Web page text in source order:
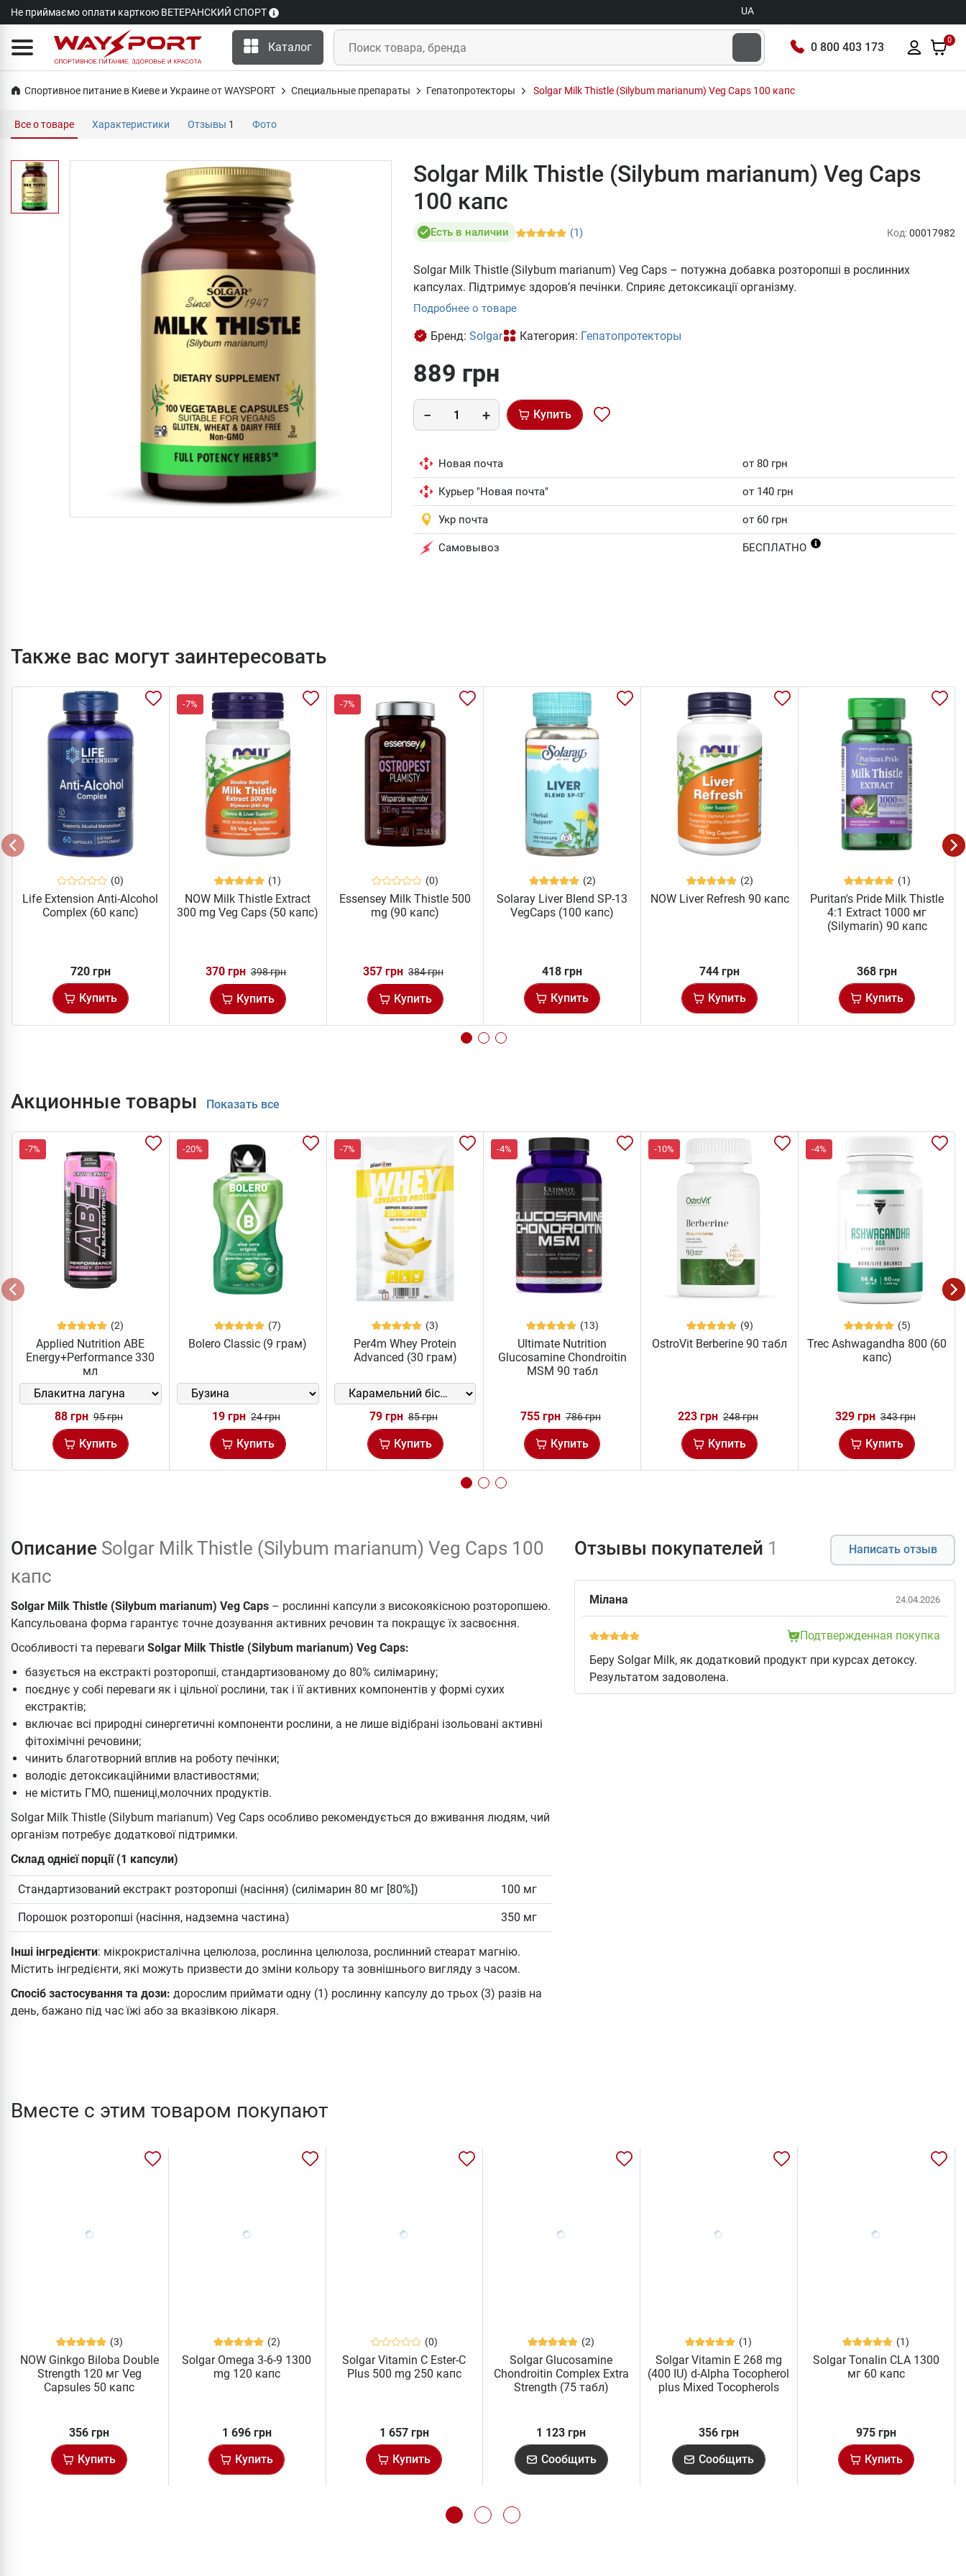
Не приймаємо оплати карткою ВЕТЕРАНСКИЙ СПОРТ UA
Каталог 0 800 403 173
0
Спортивное питание в Киеве и Украине от WAYSPORT Специальные препараты Гепатопротекторы Solgar Milk Thistle (Silybum marianum) Veg Caps 100 капс
Все о товаре Характеристики Отзывы 1 Фото
Solgar Milk Thistle (Silybum marianum) Veg Caps
100 капс
Есть в наличии (1) Код:00017982
Solgar Milk Thistle (Silybum marianum) Veg Caps – потужна добавка розторопші в рослинних
капсулах. Підтримує здоров’я печінки. Сприяє детоксикації організму.
Подробнее о товаре
Бренд: Solgar Категория: Гепатопротекторы
889 грн
Купить
Новая почта от 80 грн
Курьер "Новая почта" от 140 грн
Укр почта от 60 грн
Самовывоз БЕСПЛАТНО
Также вас могут заинтересовать
(0)
Life Extension Anti-Alcohol
Complex (60 капс)
720 грн
Купить
-7%
(1)
NOW Milk Thistle Extract
300 mg Veg Caps (50 капс)
370 грн 398 грн
Купить
-7%
(0)
Essensey Milk Thistle 500
mg (90 капс)
357 грн 384 грн
Купить
(2)
Solaray Liver Blend SP-13
VegCaps (100 капс)
418 грн
Купить
(2)
NOW Liver Refresh 90 капс
744 грн
Купить
(1)
Puritan's Pride Milk Thistle
4:1 Extract 1000 мг
(Silymarin) 90 капс
368 грн
Купить
Акционные товары Показать все
-7%
(2)
Applied Nutrition ABE
Energy+Performance 330
мл
88 грн 95 грн
Купить
-20%
(7)
Bolero Classic (9 грам)
19 грн 24 грн
Купить
-7%
(3)
Per4m Whey Protein
Advanced (30 грам)
79 грн 85 грн
Купить
-4%
(13)
Ultimate Nutrition
Glucosamine Chondroitin
MSM 90 табл
755 грн 786 грн
Купить
-10%
(9)
OstroVit Berberine 90 табл
223 грн 248 грн
Купить
-4%
(5)
Trec Ashwagandha 800 (60
капс)
329 грн 343 грн
Купить
Описание Solgar Milk Thistle (Silybum marianum) Veg Caps 100
капс
Solgar Milk Thistle (Silybum marianum) Veg Caps – рослинні капсули з високоякісною розторопшею.
Капсульована форма гарантує точне дозування активних речовин та покращує їх засвоєння.
Особливості та переваги Solgar Milk Thistle (Silybum marianum) Veg Caps:
базується на екстракті розторопші, стандартизованому до 80% силімарину;
поєднує у собі переваги як і цільної рослини, так і її активних компонентів у формі сухих
екстрактів;
включає всі природні синергетичні компоненти рослини, а не лише відібрані ізольовані активні
фітохімічні речовини;
чинить благотворний вплив на роботу печінки;
володіє детоксикаційними властивостями;
не містить ГМО, пшениці,молочних продуктів.
Solgar Milk Thistle (Silybum marianum) Veg Caps особливо рекомендується до вживання людям, чий
організм потребує додаткової підтримки.
Склад однієї порції (1 капсули)
Стандартизований екстракт розторопші (насіння) (силімарин 80 мг [80%]) 100 мг
Порошок розторопші (насіння, надземна частина) 350 мг
Інші інгредієнти: мікрокристалічна целюлоза, рослинна целюлоза, рослинний стеарат магнію.
Містить інгредієнти, які можуть призвести до зміни кольору та зовнішнього вигляду з часом.
Спосіб застосування та дози: дорослим приймати одну (1) рослинну капсулу до трьох (3) разів на
день, бажано під час їжі або за вказівкою лікаря.
Отзывы покупателей 1 Написать отзыв
Мілана 24.04.2026
Подтвержденная покупка
Беру Solgar Milk, як додатковий продукт при курсах детоксу.
Результатом задоволена.
Вместе с этим товаром покупают
(3)
NOW Ginkgo Biloba Double
Strength 120 мг Veg
Capsules 50 капс
356 грн
Купить
(2)
Solgar Omega 3-6-9 1300
mg 120 капс
1 696 грн
Купить
(0)
Solgar Vitamin C Ester-C
Plus 500 mg 250 капс
1 657 грн
Купить
(2)
Solgar Glucosamine
Chondroitin Complex Extra
Strength (75 табл)
1 123 грн
Сообщить
(1)
Solgar Vitamin E 268 mg
(400 IU) d-Alpha Tocopherol
plus Mixed Tocopherols
356 грн
Сообщить
(1)
Solgar Tonalin CLA 1300
мг 60 капс
975 грн
Купить